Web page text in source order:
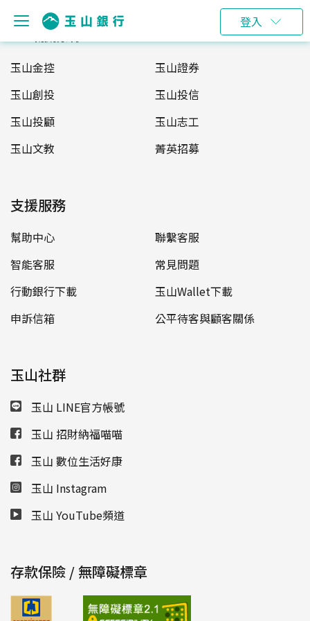
登入
玉山服務網
玉山金控
玉山證券
玉山創投
玉山投信
玉山投顧
玉山志工
玉山文教
菁英招募
支援服務
幫助中心
聯繫客服
智能客服
常見問題
行動銀行下載
玉山Wallet下載
申訴信箱
公平待客與顧客關係
玉山社群
玉山 LINE官方帳號
玉山 招財納福喵喵
玉山 數位生活好康
玉山 Instagram
玉山 YouTube頻道
存款保險 / 無障礙標章